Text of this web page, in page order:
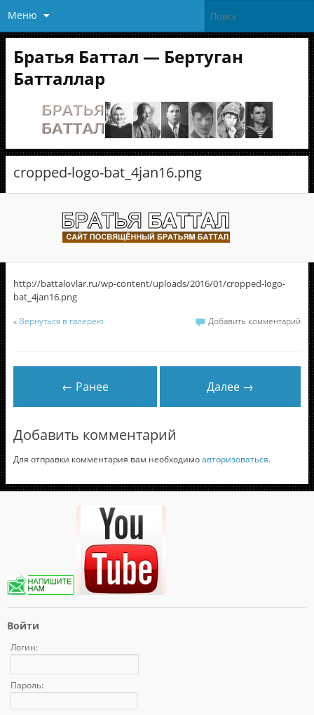
Меню
Братья Баттал — Бертуган
Батталлар
cropped-logo-bat_4jan16.png
http://battalovlar.ru/wp-content/uploads/2016/01/cropped-logo-
bat_4jan16.png
« Вернуться в галерею Добавить комментарий
← Ранее Далее →
Добавить комментарий
Для отправки комментария вам необходимоавторизоваться.
Войти
Логин:
Пароль: